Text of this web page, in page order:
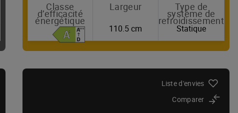
Classe
d’efficacité
énergétique
Largeur
110.5 cm
Type de
système de
refroidissement
Statique
Liste d'envies
Comparer